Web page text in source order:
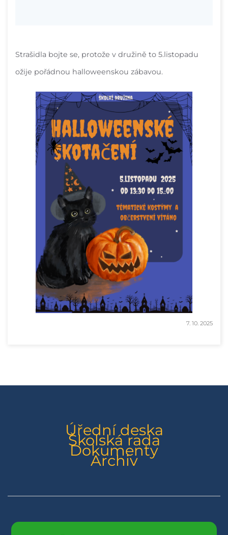
Strašidla bojte se, protože v družině to 5.listopadu
ožije pořádnou halloweenskou zábavou.
7. 10. 2025
Úřední deska
Školská rada
Dokumenty
Archiv